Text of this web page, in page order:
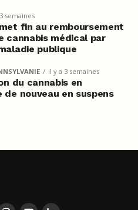
semaines
met fin au remboursement
cannabis médical par
publique
il y a 3 semaines
du cannabis en
de nouveau en suspens